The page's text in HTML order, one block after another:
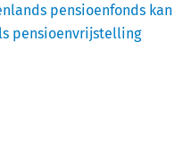
pensioenfonds kan
pensioenvrijstelling